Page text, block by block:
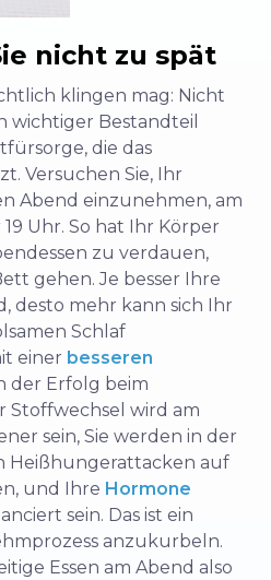
nicht zu spät
klingen mag: Nicht
wichtiger Bestandteil
die das
Versuchen Sie, Ihr
Abend einzunehmen, am
Uhr. So hat Ihr Körper
zu verdauen,
gehen. Je besser Ihre
desto mehr kann sich Ihr
Schlaf
einer besseren
der Erfolg beim
Stoffwechsel wird am
sein, Sie werden in der
Heißhungerattacken auf
und Ihre Hormone
sein. Das ist ein
anzukurbeln.
Essen am Abend also